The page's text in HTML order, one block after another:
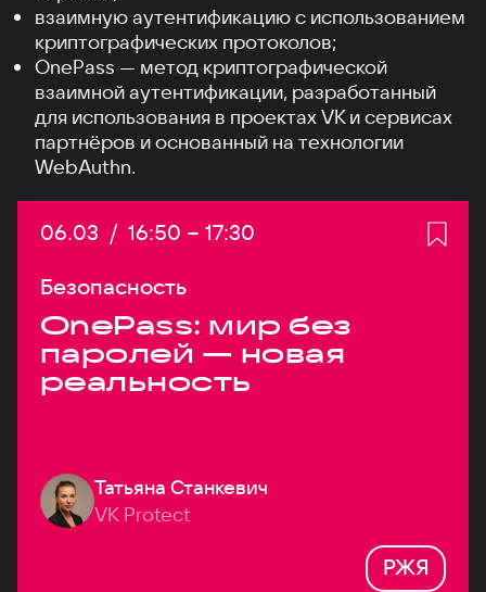
взаимную аутентификацию с использованием
криптографических протоколов;
OnePass — метод криптографической
взаимной аутентификации, разработанный
для использования в проектах VK и сервисах
партнёров и основанный на технологии
WebAuthn.
Дата:
06.03 / Начало:
16:50 – Конец:
17:30
Безопасность
OnePass: мир без
паролей — новая
реальность
Татьяна Станкевич
VK Protect
РЖЯ